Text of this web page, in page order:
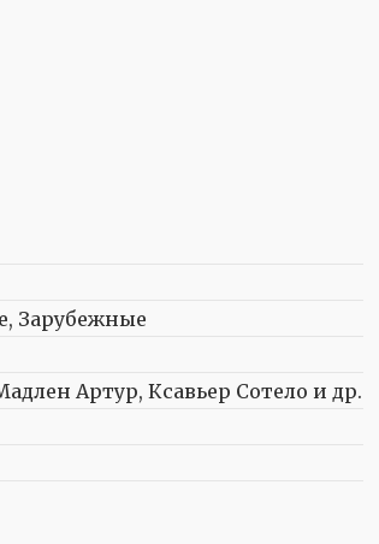
Зарубежные
Артур, Ксавьер Сотело и др.